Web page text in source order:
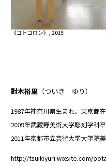
《コトコロン》, 2015
對木裕里 （ついき ゆり）
1987年神奈川県生まれ、東京都
2009年武蔵野美術大学彫刻学科
2011年京都市立芸術大学大学院
http://tsuikiyuri.wixsite.com/